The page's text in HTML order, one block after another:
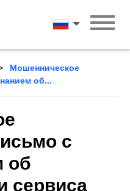
Русский
Мошенническое
об...
с
об
сервиса